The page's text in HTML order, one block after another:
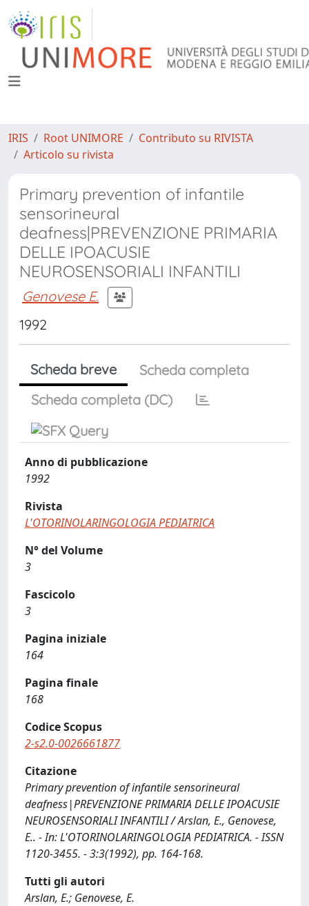
IRIS Root UNIMORE
Contributo su RIVISTA
Articolo su rivista
Primary prevention of infantile
sensorineural
deafness|PREVENZIONE PRIMARIA
DELLE IPOACUSIE
NEUROSENSORIALI INFANTILI
Genovese E.
1992
Scheda breve
Scheda completa
Scheda completa (DC)
Anno di pubblicazione
1992
Rivista
L'OTORINOLARINGOLOGIA PEDIATRICA
N° del Volume
3
Fascicolo
3
Pagina iniziale
164
Pagina finale
168
Codice Scopus
2-s2.0-0026661877
Citazione
Primary prevention of infantile sensorineural
deafness|PREVENZIONE PRIMARIA DELLE IPOACUSIE
NEUROSENSORIALI INFANTILI / Arslan, E., Genovese,
E.. - In: L'OTORINOLARINGOLOGIA PEDIATRICA. - ISSN
1120-3455. - 3:3(1992), pp. 164-168.
Tutti gli autori
Arslan, E.; Genovese, E.